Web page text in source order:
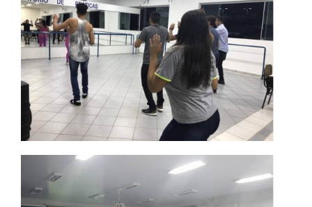
PORTAL DE PROFESSORES/ACADÊMICO
UNIESP
CONTATO
IMPRENSA
TRABALHE CONOSCO